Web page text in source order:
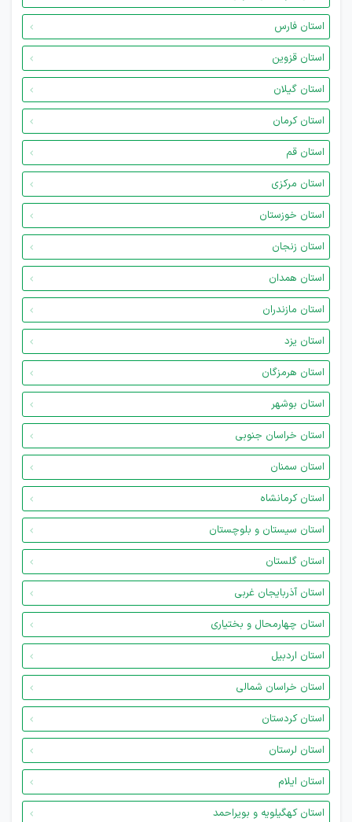
استان فارس
استان قزوین
استان گیلان
استان کرمان
استان قم
استان مرکزی
استان خوزستان
استان زنجان
استان همدان
استان مازندران
استان یزد
استان هرمزگان
استان بوشهر
استان خراسان جنوبی
استان سمنان
استان کرمانشاه
استان سیستان و بلوچستان
استان گلستان
استان آذربایجان غربی
استان چهارمحال و بختیاری
استان اردبیل
استان خراسان شمالی
استان کردستان
استان لرستان
استان ایلام
استان کهگیلویه و بویراحمد